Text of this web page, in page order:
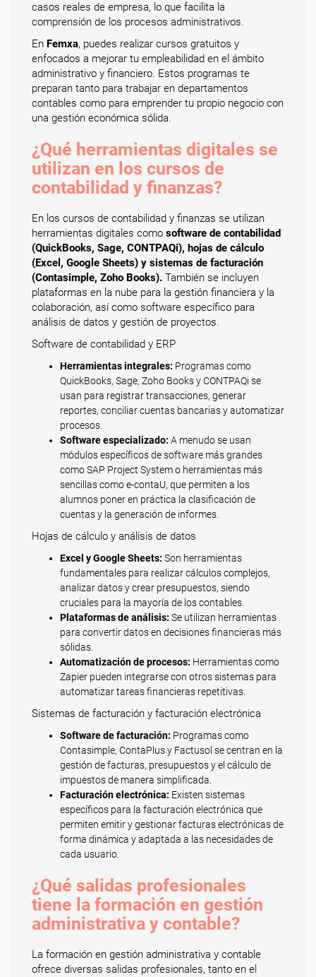
casos reales de empresa, lo que facilita la
comprensión de los procesos administrativos.
En Femxa, puedes realizar cursos gratuitos y
enfocados a mejorar tu empleabilidad en el ámbito
administrativo y financiero. Estos programas te
preparan tanto para trabajar en departamentos
contables como para emprender tu propio negocio con
una gestión económica sólida.
¿Qué herramientas digitales se
utilizan en los cursos de
contabilidad y finanzas?
En los cursos de contabilidad y finanzas se utilizan
herramientas digitales como software de contabilidad
(QuickBooks, Sage, CONTPAQi), hojas de cálculo
(Excel, Google Sheets) y sistemas de facturación
(Contasimple, Zoho Books). También se incluyen
plataformas en la nube para la gestión financiera y la
colaboración, así como software específico para
análisis de datos y gestión de proyectos.
Software de contabilidad y ERP
Herramientas integrales: Programas como
QuickBooks, Sage, Zoho Books y CONTPAQi se
usan para registrar transacciones, generar
reportes, conciliar cuentas bancarias y automatizar
procesos.
Software especializado: A menudo se usan
módulos específicos de software más grandes
como SAP Project System o herramientas más
sencillas como e-contaU, que permiten a los
alumnos poner en práctica la clasificación de
cuentas y la generación de informes.
Hojas de cálculo y análisis de datos
Excel y Google Sheets: Son herramientas
fundamentales para realizar cálculos complejos,
analizar datos y crear presupuestos, siendo
cruciales para la mayoría de los contables.
Plataformas de análisis: Se utilizan herramientas
para convertir datos en decisiones financieras más
sólidas.
Automatización de procesos: Herramientas como
Zapier pueden integrarse con otros sistemas para
automatizar tareas financieras repetitivas.
Sistemas de facturación y facturación electrónica
Software de facturación: Programas como
Contasimple, ContaPlus y Factusol se centran en la
gestión de facturas, presupuestos y el cálculo de
impuestos de manera simplificada.
Facturación electrónica: Existen sistemas
específicos para la facturación electrónica que
permiten emitir y gestionar facturas electrónicas de
forma dinámica y adaptada a las necesidades de
cada usuario.
¿Qué salidas profesionales
tiene la formación en gestión
administrativa y contable?
La formación en gestión administrativa y contable
ofrece diversas salidas profesionales, tanto en el